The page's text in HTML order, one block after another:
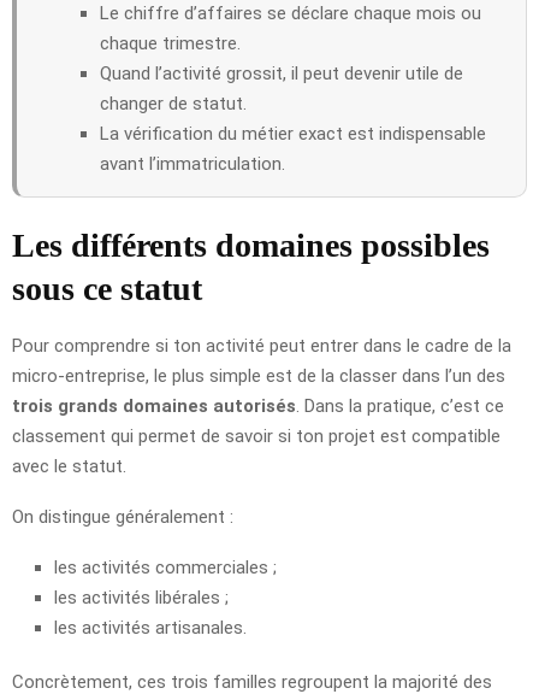
Le chiffre d’affaires se déclare chaque mois ou
chaque trimestre.
Quand l’activité grossit, il peut devenir utile de
changer de statut.
La vérification du métier exact est indispensable
avant l’immatriculation.
Les différents domaines possibles
sous ce statut
Pour comprendre si ton activité peut entrer dans le cadre de la
micro-entreprise, le plus simple est de la classer dans l’un des
trois grands domaines autorisés . Dans la pratique, c’est ce
classement qui permet de savoir si ton projet est compatible
avec le statut.
On distingue généralement :
les activités commerciales ;
les activités libérales ;
les activités artisanales.
Concrètement, ces trois familles regroupent la majorité des